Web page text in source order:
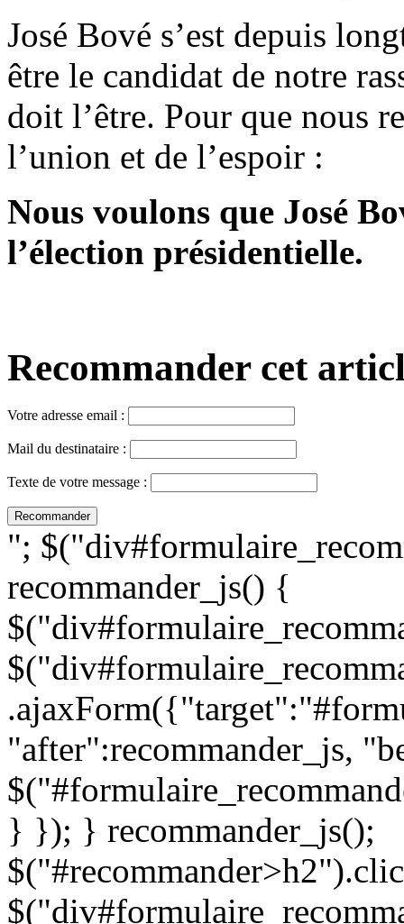
José Bové s’est depuis
être le candidat de notre
doit l’être. Pour que nous
l’union et de l’espoir :
Nous voulons que José
l’élection présidentielle.
Recommander cet
Votre adresse email :
Mail du destinataire :
Texte de votre message :
";
recommander_js() {
"after":recommander_js,
} }); } recommander_js();